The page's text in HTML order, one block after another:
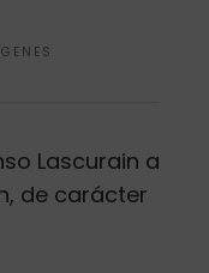
Lascurain a
de carácter